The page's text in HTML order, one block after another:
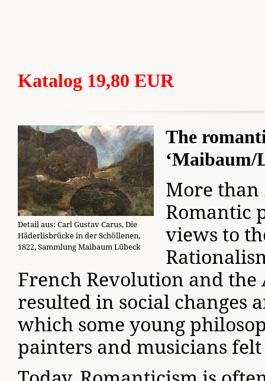
Katalog 19,80 EUR
Detail aus: Carl Gustav Carus, Die
Häderlisbrücke in der Schöllenen,
1822, Sammlung Maibaum Lübeck
The
‘Maibaum/
More than
Romantic
views to
French Revolution and
resulted in social changes
which some young
painters and musicians